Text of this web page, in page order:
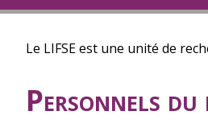
Le LIFSE est une unité de
Personnels